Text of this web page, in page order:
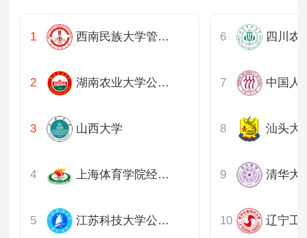
西南民族大学管理学院
湖南农业大学公共管理与法学学院
山西大学
上海体育学院经济管理学院
江苏科技大学公共管理学院
汕头大